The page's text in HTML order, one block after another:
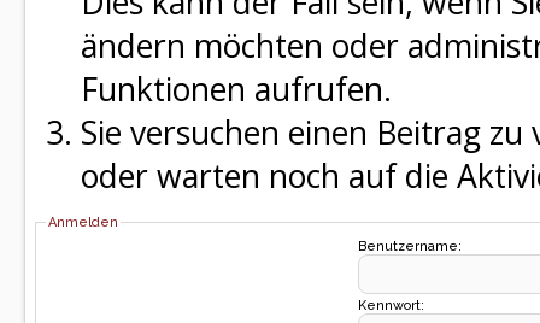
ändern möchten oder
Funktionen aufrufen.
Sie versuchen einen Beitrag
oder warten noch auf die
Anmelden
Benutzername:
Kennwort: